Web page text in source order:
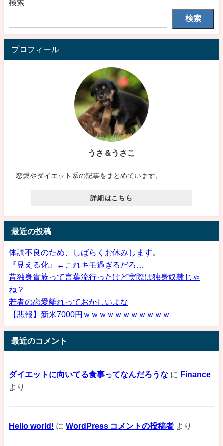
検索
検索
プロフィール
うさ＆うさこ
恋愛やダイエット系の記事をまとめています。
詳細はこちら
最近の投稿
体調不良のため、しばらくお休みします。
『見える化』←これキモ過ぎるだろ…
昔独身貴族って言葉流行ったけど実際は独身奴隷じゃ
ね？
若者の恋愛離れっておかしいよな
【悲報】新米7000円ｗｗｗｗｗｗｗｗｗｗｗ
最近のコメント
ダイエットに向いてる食事ってなんだろうな に Finance
より
Hello world! に WordPress コメントの投稿者 より